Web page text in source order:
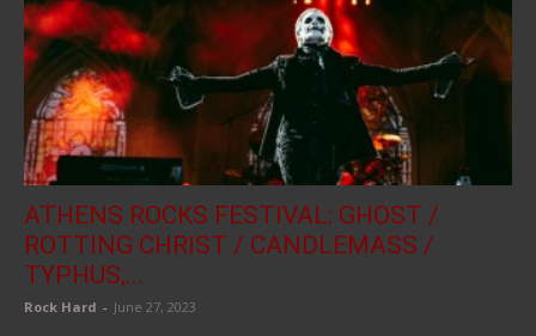
ATHENS ROCKS FESTIVAL: GHOST /
ROTTING CHRIST / CANDLEMASS /
TYPHUS,...
Rock Hard - June 27, 2023